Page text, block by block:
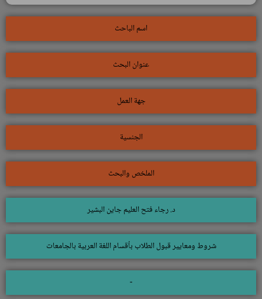
اسم الباحث
عنوان البحث
جهة العمل
الجنسية
الملخص والبحث
د. رجاء فتح العليم جاين البشير
شروط ومعايير قبول الطلاب بأقسام اللغة العربية بالجامعات
-